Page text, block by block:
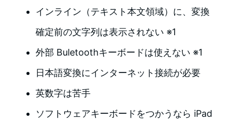
インライン（テキスト本文領域）に、変換
確定前の文字列は表示されない ※1
外部 Buletoothキーボードは使えない ※1
日本語変換にインターネット接続が必要
英数字は苦手
ソフトウェアキーボードをつかうなら iPad